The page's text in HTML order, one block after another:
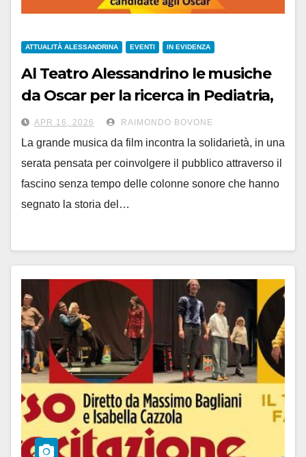
ATTUALITÀ ALESSANDRINA EVENTI IN EVIDENZA
Al Teatro Alessandrino le musiche
da Oscar per la ricerca in Pediatria,
sabato 18 aprile alle 21
APR 16, 2026 RAIMONDO BOVONE
La grande musica da film incontra la solidarietà, in una
serata pensata per coinvolgere il pubblico attraverso il
fascino senza tempo delle colonne sonore che hanno
segnato la storia del…